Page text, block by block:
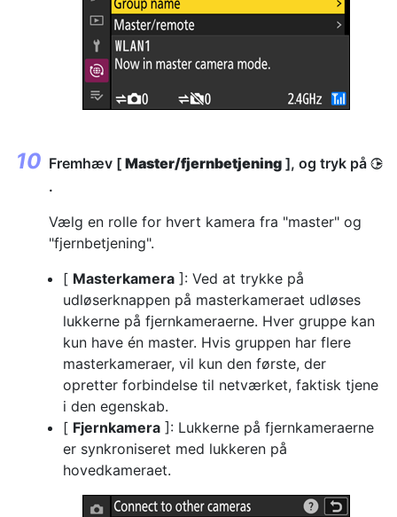
Fremhæv [ Master/fjernbetjening ], og tryk på 2
.
Vælg en rolle for hvert kamera fra "master" og
"fjernbetjening".
[ Masterkamera ]: Ved at trykke på
udløserknappen på masterkameraet udløses
lukkerne på fjernkameraerne. Hver gruppe kan
kun have én master. Hvis gruppen har flere
masterkameraer, vil kun den første, der
opretter forbindelse til netværket, faktisk tjene
i den egenskab.
[ Fjernkamera ]: Lukkerne på fjernkameraerne
er synkroniseret med lukkeren på
hovedkameraet.